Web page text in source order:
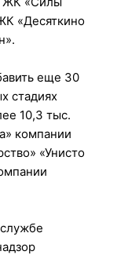
«Десяткино
еще 30
стадиях
10,3 тыс.
компании
«Унисто